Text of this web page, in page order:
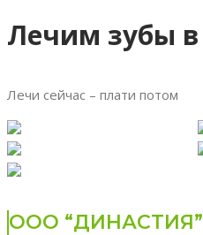
Лечим зубы в
Лечи сейчас – плати потом
ООО “ДИНАСТИЯ”